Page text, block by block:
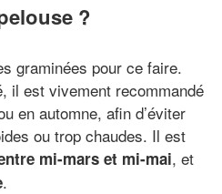
?
graminées pour ce faire.
il est vivement recommandé
en automne, afin d’éviter
ou trop chaudes. Il est
mi-mars et mi-mai, et
.